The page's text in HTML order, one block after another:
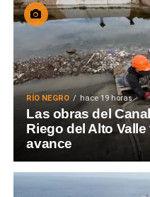
RÍO NEGRO hace 19 horas
Las obras del
Riego del Alto
avance